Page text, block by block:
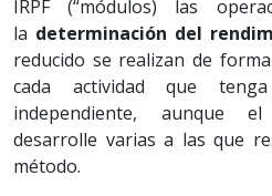
IRPF (“módulos) las
la determinación del
reducido se realizan de
cada actividad que
independiente, aunque
desarrolle varias a las que
método.